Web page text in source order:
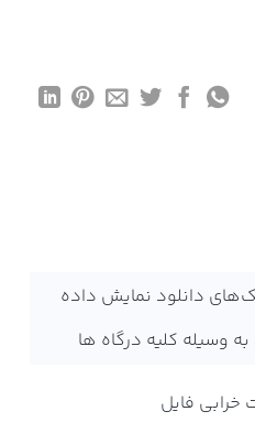
دانلود نمایش داده
وسیله کلیه درگاه ها
فایل